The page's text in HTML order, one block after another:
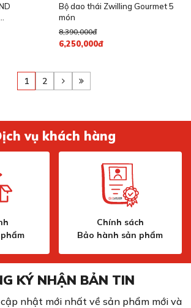
Bộ dao thái Zwilling Gourmet 5
món
8,390,000đ
6,250,000đ
1 2
vụ khách hàng
Chính sách
Bảo hành sản phẩm
KÝ NHẬN BẢN TIN
nhật mới nhất về sản phẩm mới và